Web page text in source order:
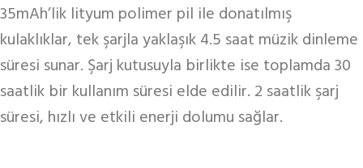
35mAh’lik lityum polimer pil ile donatılmış
kulaklıklar, tek şarjla yaklaşık 4.5 saat müzik dinleme
süresi sunar. Şarj kutusuyla birlikte ise toplamda 30
saatlik bir kullanım süresi elde edilir. 2 saatlik şarj
süresi, hızlı ve etkili enerji dolumu sağlar.